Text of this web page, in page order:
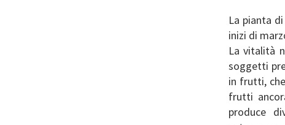
La pianta
inizi di
La vitalità
soggetti
in frutti,
frutti
produce